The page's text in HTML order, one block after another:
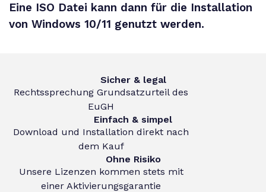
Eine ISO Datei kann dann für die Installation
von Windows 10/11 genutzt werden.
Sicher & legal
Rechtssprechung Grundsatzurteil des
EuGH
Einfach & simpel
Download und Installation direkt nach
dem Kauf
Ohne Risiko
Unsere Lizenzen kommen stets mit
einer Aktivierungsgarantie